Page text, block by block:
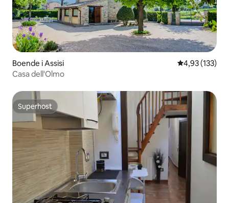
Boende i Assisi 4,93 av 5 i
4,93 (133)
Casa dell'Olmo
Superhost
Superhost